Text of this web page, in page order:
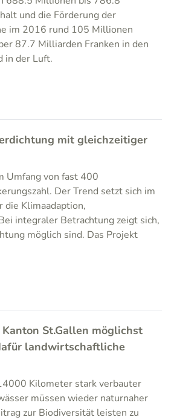
und die Förderung der
im 2016 rund 105 Millionen
87.7 Milliarden Franken in den
in der Luft.
mit gleichzeitiger
Umfang von fast 400
Der Trend setzt sich im
die Klimaadaption,
integraler Betrachtung zeigt sich,
möglich sind. Das Projekt
St.Gallen möglichst
landwirtschaftliche
Kilometer stark verbauter
müssen wieder naturnaher
zur Biodiversität leisten zu